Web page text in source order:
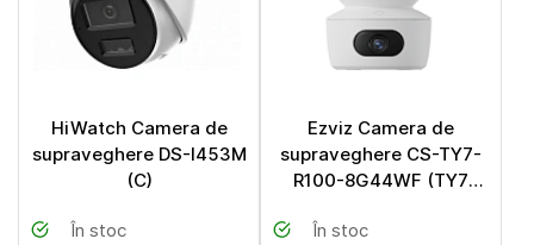
HiWatch Сamera de
supraveghere DS-I453M
(C)
În stoc
Ezviz Camera de
supraveghere CS-TY7-
R100-8G44WF (TY7
În stoc